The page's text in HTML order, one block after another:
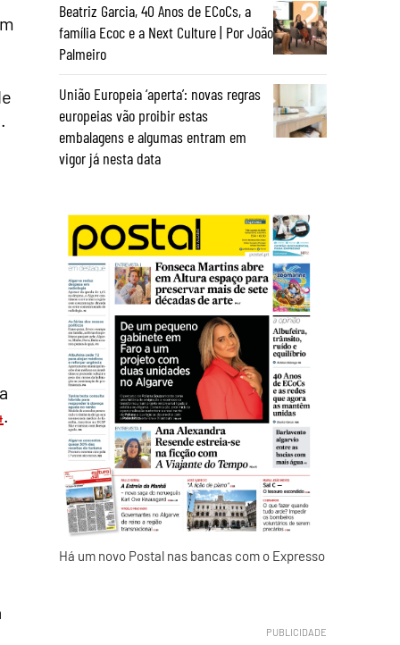
Beatriz Garcia, 40 Anos de ECoCs, a
família Ecoc e a Next Culture | Por João
Palmeiro
União Europeia ‘aperta’: novas regras
europeias vão proibir estas
embalagens e algumas entram em
vigor já nesta data
Há um novo Postal nas bancas com o Expresso